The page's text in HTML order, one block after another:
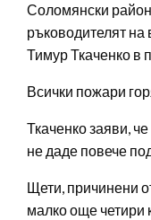
Соломянски район
ръководителят
Тимур Ткаченко в
Всички пожари
Ткаченко заяви,
не даде повече
Щети, причинени
малко още четири